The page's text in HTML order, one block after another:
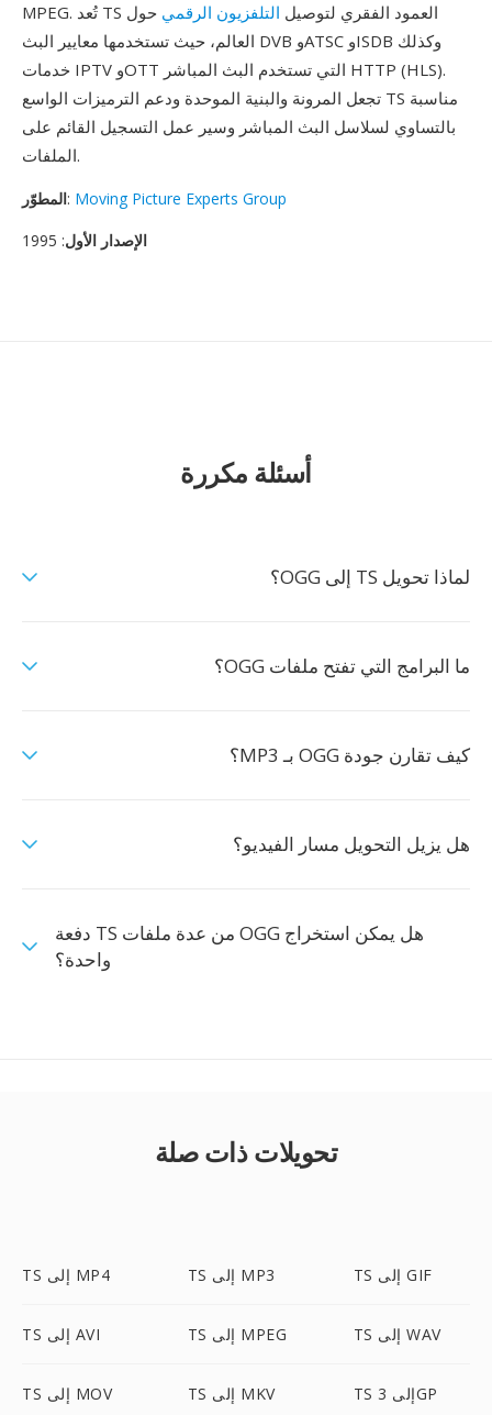
MPEG. تُعد TS العمود الفقري لتوصيل التلفزيون الرقمي حول
العالم، حيث تستخدمها معايير البث DVB وATSC وISDB وكذلك
خدمات IPTV وOTT التي تستخدم البث المباشر HTTP (HLS).
تجعل المرونة والبنية الموحدة ودعم الترميزات الواسع TS مناسبة
بالتساوي لسلاسل البث المباشر وسير عمل التسجيل القائم على
الملفات.
المطوّر: Moving Picture Experts Group
الإصدار الأول: 1995
أسئلة مكررة
لماذا تحويل TS إلى OGG؟
ما البرامج التي تفتح ملفات OGG؟
كيف تقارن جودة OGG بـ MP3؟
هل يزيل التحويل مسار الفيديو؟
هل يمكن استخراج OGG من عدة ملفات TS دفعة
واحدة؟
تحويلات ذات صلة
TS إلى MP4 TS إلى MP3 TS إلى GIF
TS إلى AVI TS إلى MPEG TS إلى WAV
TS إلى MOV TS إلى MKV TS إلى 3GP